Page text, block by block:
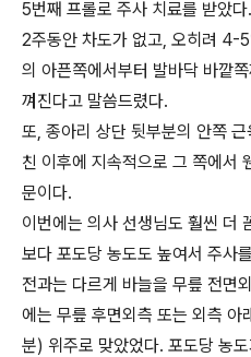
5번째 프롤로 주사 치료를 받았다.
2주동안 차도가 없고, 오히려 4-
의 아픈쪽에서부터 발바닥 바깥
껴진다고 말씀드렸다.
또, 종아리 상단 뒷부분의 안쪽
친 이후에 지속적으로 그 쪽에서
문이다.
이번에는 의사 선생님도 훨씬 더
보다 포도당 농도도 높여서 주사
전과는 다르게 바늘을 무릎 전면
에는 무릎 후면외측 또는 외측 아
분) 위주로 맞았었다. 포도당 농